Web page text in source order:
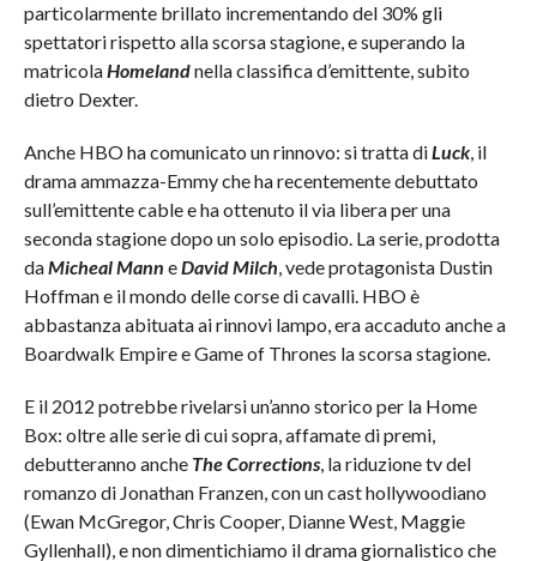
particolarmente brillato incrementando del 30% gli
spettatori rispetto alla scorsa stagione, e superando la
matricolaHomelandnella classifica d’emittente, subito
dietro Dexter.
Anche HBO ha comunicato un rinnovo: si tratta diLuck, il
drama ammazza-Emmy che ha recentemente debuttato
sull’emittente cable e ha ottenuto il via libera per una
seconda stagione dopo un solo episodio. La serie, prodotta
daMicheal Mann eDavid Milch, vede protagonista Dustin
Hoffman e il mondo delle corse di cavalli. HBO è
abbastanza abituata ai rinnovi lampo, era accaduto anche a
Boardwalk Empire e Game of Thrones la scorsa stagione.
E il 2012 potrebbe rivelarsi un’anno storico per la Home
Box: oltre alle serie di cui sopra, affamate di premi,
debutteranno anche The Corrections, la riduzione tv del
romanzo di Jonathan Franzen, con un cast hollywoodiano
(Ewan McGregor, Chris Cooper, Dianne West, Maggie
Gyllenhall), e non dimentichiamo il drama giornalistico che